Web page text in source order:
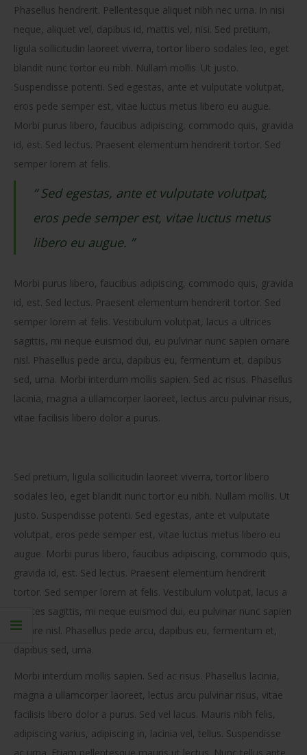
Phasellus hendrerit. Pellentesque aliquet nibh nec urna. In nisi
neque, aliquet vel, dapibus id, mattis vel, nisi. Sed pretium,
ligula sollicitudin laoreet viverra, tortor libero sodales leo, eget
blandit nunc tortor eu nibh. Nullam mollis. Ut justo.
Suspendisse potenti. Sed egestas, ante et vulputate volutpat,
eros pede semper est, vitae luctus metus libero eu augue.
Morbi purus libero, faucibus adipiscing, commodo quis, gravida
id, est. Sed lectus. Praesent elementum hendrerit tortor. Sed
semper lorem at felis.
“ Sed egestas, ante et vulputate volutpat,
eros pede semper est, vitae luctus metus
libero eu augue. ”
Morbi purus libero, faucibus adipiscing, commodo quis, gravida
id, est. Sed lectus. Praesent elementum hendrerit tortor. Sed
semper lorem at felis. Vestibulum volutpat, lacus a ultrices
sagittis, mi neque euismod dui, eu pulvinar nunc sapien ornare
nisl. Phasellus pede arcu, dapibus eu, fermentum et, dapibus
sed, urna. Morbi interdum mollis sapien. Sed ac risus. Phasellus
lacinia, magna a ullamcorper laoreet, lectus arcu pulvinar risus,
vitae facilisis libero dolor a purus.
Sed pretium, ligula sollicitudin laoreet viverra, tortor libero
sodales leo, eget blandit nunc tortor eu nibh. Nullam mollis. Ut
justo. Suspendisse potenti. Sed egestas, ante et vulputate
volutpat, eros pede semper est, vitae luctus metus libero eu
augue. Morbi purus libero, faucibus adipiscing, commodo quis,
gravida id, est. Sed lectus. Praesent elementum hendrerit
tortor. Sed semper lorem at felis. Vestibulum volutpat, lacus a
ultrices sagittis, mi neque euismod dui, eu pulvinar nunc sapien
ornare nisl. Phasellus pede arcu, dapibus eu, fermentum et,
dapibus sed, urna.
Morbi interdum mollis sapien. Sed ac risus. Phasellus lacinia,
magna a ullamcorper laoreet, lectus arcu pulvinar risus, vitae
facilisis libero dolor a purus. Sed vel lacus. Mauris nibh felis,
adipiscing varius, adipiscing in, lacinia vel, tellus. Suspendisse